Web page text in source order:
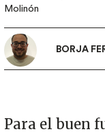
Molinón
BORJA
Para el buen